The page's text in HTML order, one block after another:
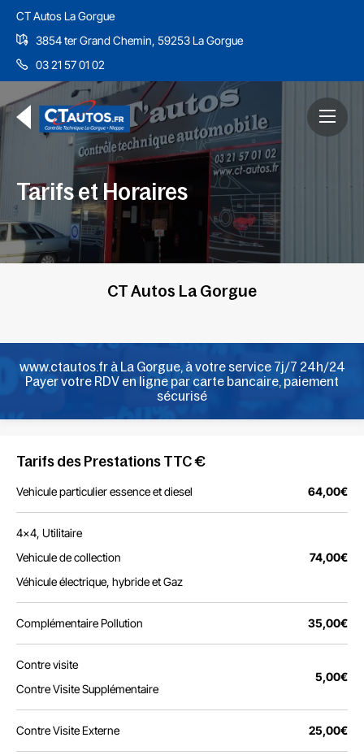
CT Autos La Gorgue
3854 ter Grand Chemin, 59253 La Gorgue
03 21 57 01 02
Tarifs et Horaires
CT Autos La Gorgue
www.ctautos.fr à La Gorgue, à votre service 7j/7 24h/24
Payer votre RDV en ligne par carte bancaire, paiement
sécurisé
Tarifs des Prestations TTC €
Vehicule particulier essence et diesel 64,00€
4x4, Utilitaire
Vehicule de collection
Véhicule électrique, hybride et Gaz
74,00€
Complémentaire Pollution 35,00€
Contre visite
Contre Visite Supplémentaire
5,00€
Contre Visite Externe 25,00€